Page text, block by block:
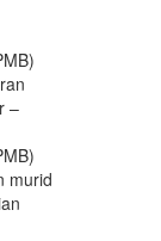
–
murid